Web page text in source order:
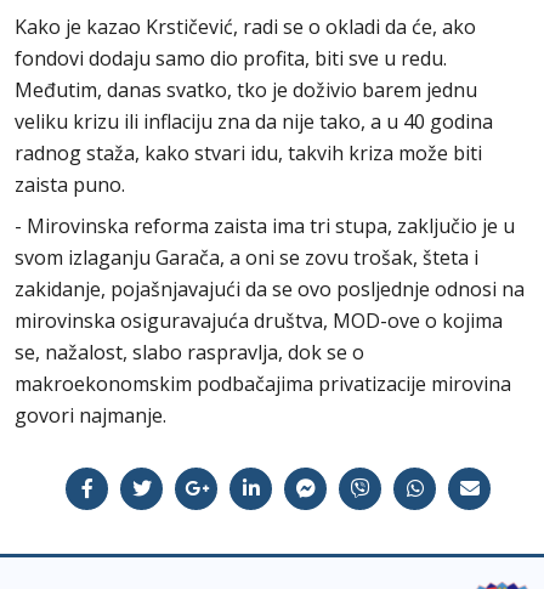
Kako je kazao Krstičević, radi se o okladi da će, ako
fondovi dodaju samo dio profita, biti sve u redu.
Međutim, danas svatko, tko je doživio barem jednu
veliku krizu ili inflaciju zna da nije tako, a u 40 godina
radnog staža, kako stvari idu, takvih kriza može biti
zaista puno.
- Mirovinska reforma zaista ima tri stupa, zaključio je u
svom izlaganju Garača, a oni se zovu trošak, šteta i
zakidanje, pojašnjavajući da se ovo posljednje odnosi na
mirovinska osiguravajuća društva, MOD-ove o kojima
se, nažalost, slabo raspravlja, dok se o
makroekonomskim podbačajima privatizacije mirovina
govori najmanje.